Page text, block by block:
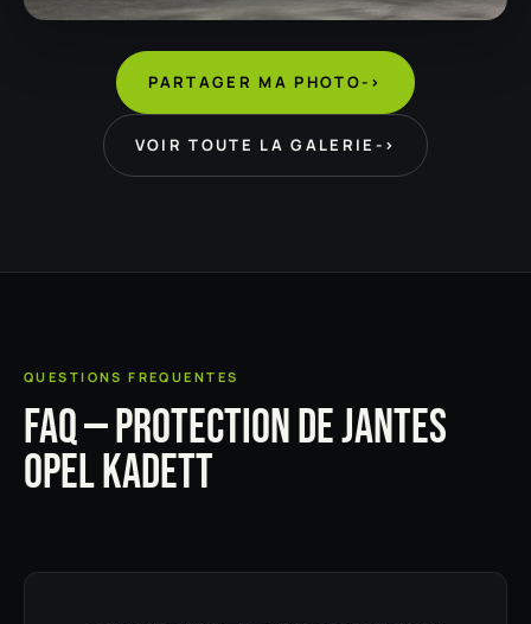
PARTAGER MA PHOTO->
VOIR TOUTE LA GALERIE ->
QUESTIONS FREQUENTES
FAQ — PROTECTION DE JANTES
OPEL KADETT